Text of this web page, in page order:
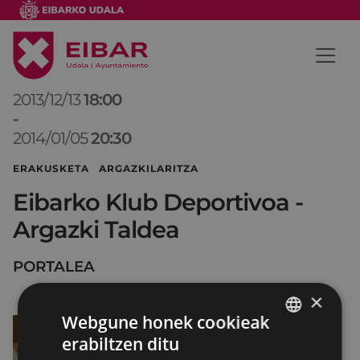
2013/12/1318:00
-
2014/01/0520:30
ERAKUSKETA ARGAZKILARITZA
Eibarko Klub Deportivoa -
Argazki Taldea
PORTALEA
×
Webgune honek cookieak
erabiltzen ditu